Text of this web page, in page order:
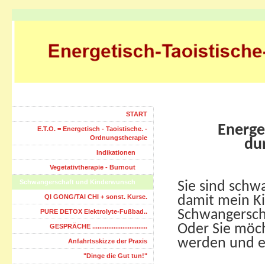
Sie sind
damit mein
Oder Sie
werden und
START
E.T.O. = Energetisch - Taoistische. -
Ordnungstherapie
Indikationen
Vegetativtherapie - Burnout
Schwangerschaft und Kinderwunsch
QI GONG/TAI CHI + sonst. Kurse.
PURE DETOX Elektrolyte-Fußbad..
GESPRÄCHE ...............................
Anfahrtsskizze der Praxis
"Dinge die Gut tun!"